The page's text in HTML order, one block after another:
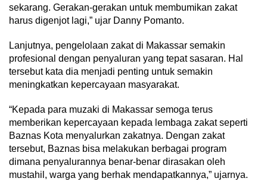
sekarang. Gerakan-gerakan untuk membumikan zakat
harus digenjot lagi,” ujar Danny Pomanto.
Lanjutnya, pengelolaan zakat di Makassar semakin
profesional dengan penyaluran yang tepat sasaran. Hal
tersebut kata dia menjadi penting untuk semakin
meningkatkan kepercayaan masyarakat.
“Kepada para muzaki di Makassar semoga terus
memberikan kepercayaan kepada lembaga zakat seperti
Baznas Kota menyalurkan zakatnya. Dengan zakat
tersebut, Baznas bisa melakukan berbagai program
dimana penyalurannya benar-benar dirasakan oleh
mustahil, warga yang berhak mendapatkannya,” ujarnya.